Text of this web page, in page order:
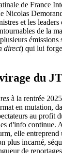
de France
Nicolas
et les
de la
émissions
direct) qui lui
du JT
à la rentrée
en mutation,
au profit
d'info continue.
elle entreprend
plus incarné,
de